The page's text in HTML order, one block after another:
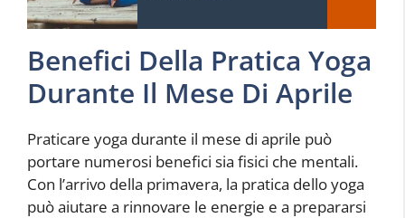
Benefici Della Pratica Yoga
Durante Il Mese Di Aprile
Praticare yoga durante il mese di aprile può
portare numerosi benefici sia fisici che mentali.
Con l’arrivo della primavera, la pratica dello yoga
può aiutare a rinnovare le energie e a prepararsi